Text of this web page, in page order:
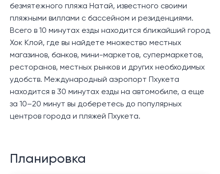
безмятежного пляжа Натай, известного своими
пляжными виллами с бассейном и резиденциями.
Всего в 10 минутах езды находится ближайший город
Хок Клой, где вы найдете множество местных
магазинов, банков, мини-маркетов, супермаркетов,
ресторанов, местных рынков и других необходимых
удобств. Международный аэропорт Пхукета
находится в 30 минутах езды на автомобиле, а еще
за 10–20 минут вы доберетесь до популярных
центров города и пляжей Пхукета.
Планировка